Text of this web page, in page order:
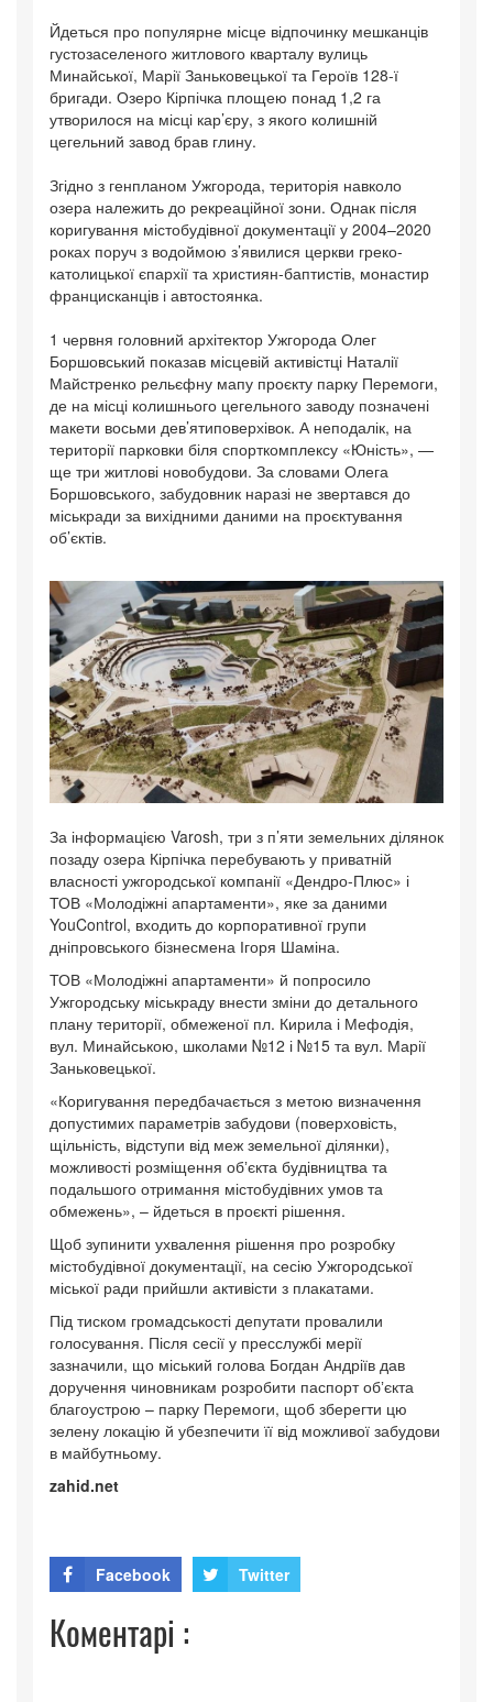
Йдеться про популярне місце відпочинку мешканців
густозаселеного житлового кварталу вулиць
Минайської, Марії Заньковецької та Героїв 128-ї
бригади. Озеро Кірпічка площею понад 1,2 га
утворилося на місці кар’єру, з якого колишній
цегельний завод брав глину.
Згідно з генпланом Ужгорода, територія навколо
озера належить до рекреаційної зони. Однак після
коригування містобудівної документації у 2004–2020
роках поруч з водоймою з’явилися церкви греко-
католицької єпархії та християн-баптистів, монастир
францисканців і автостоянка.
1 червня головний архітектор Ужгорода Олег
Боршовський показав місцевій активістці Наталії
Майстренко рельєфну мапу проєкту парку Перемоги,
де на місці колишнього цегельного заводу позначені
макети восьми дев’ятиповерхівок. А неподалік, на
території парковки біля спорткомплексу «Юність», —
ще три житлові новобудови. За словами Олега
Боршовського, забудовник наразі не звертався до
міськради за вихідними даними на проєктування
об’єктів.
За інформацією Varosh, три з п’яти земельних ділянок
позаду озера Кірпічка перебувають у приватній
власності ужгородської компанії «Дендро-Плюс» і
ТОВ «Молодіжні апартаменти», яке за даними
YouControl, входить до корпоративної групи
дніпровського бізнесмена Ігоря Шаміна.
ТОВ «Молодіжні апартаменти» й попросило
Ужгородську міськраду внести зміни до детального
плану території, обмеженої пл. Кирила і Мефодія,
вул. Минайською, школами №12 і №15 та вул. Марії
Заньковецької.
«Коригування передбачається з метою визначення
допустимих параметрів забудови (поверховість,
щільність, відступи від меж земельної ділянки),
можливості розміщення обʼєкта будівництва та
подальшого отримання містобудівних умов та
обмежень», – йдеться в проєкті рішення.
Щоб зупинити ухвалення рішення про розробку
містобудівної документації, на сесію Ужгородської
міської ради прийшли активісти з плакатами.
Під тиском громадськості депутати провалили
голосування. Після сесії у пресслужбі мерії
зазначили, що міський голова Богдан Андріїв дав
доручення чиновникам розробити паспорт обʼєкта
благоустрою – парку Перемоги, щоб зберегти цю
зелену локацію й убезпечити її від можливої забудови
в майбутньому.
zahid.net
Facebook Twitter
Коментарі :